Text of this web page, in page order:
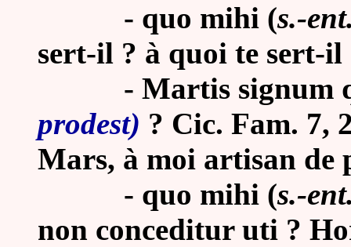
- quo mihi (s.-
sert-il ? à quoi te sert-
- Martis signum
prodest) ? Cic. Fam. 7,
Mars, à moi artisan de
- quo mihi (s.-
non conceditur uti ?